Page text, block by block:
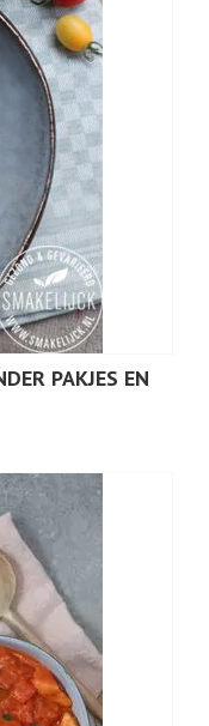
PAKJES EN